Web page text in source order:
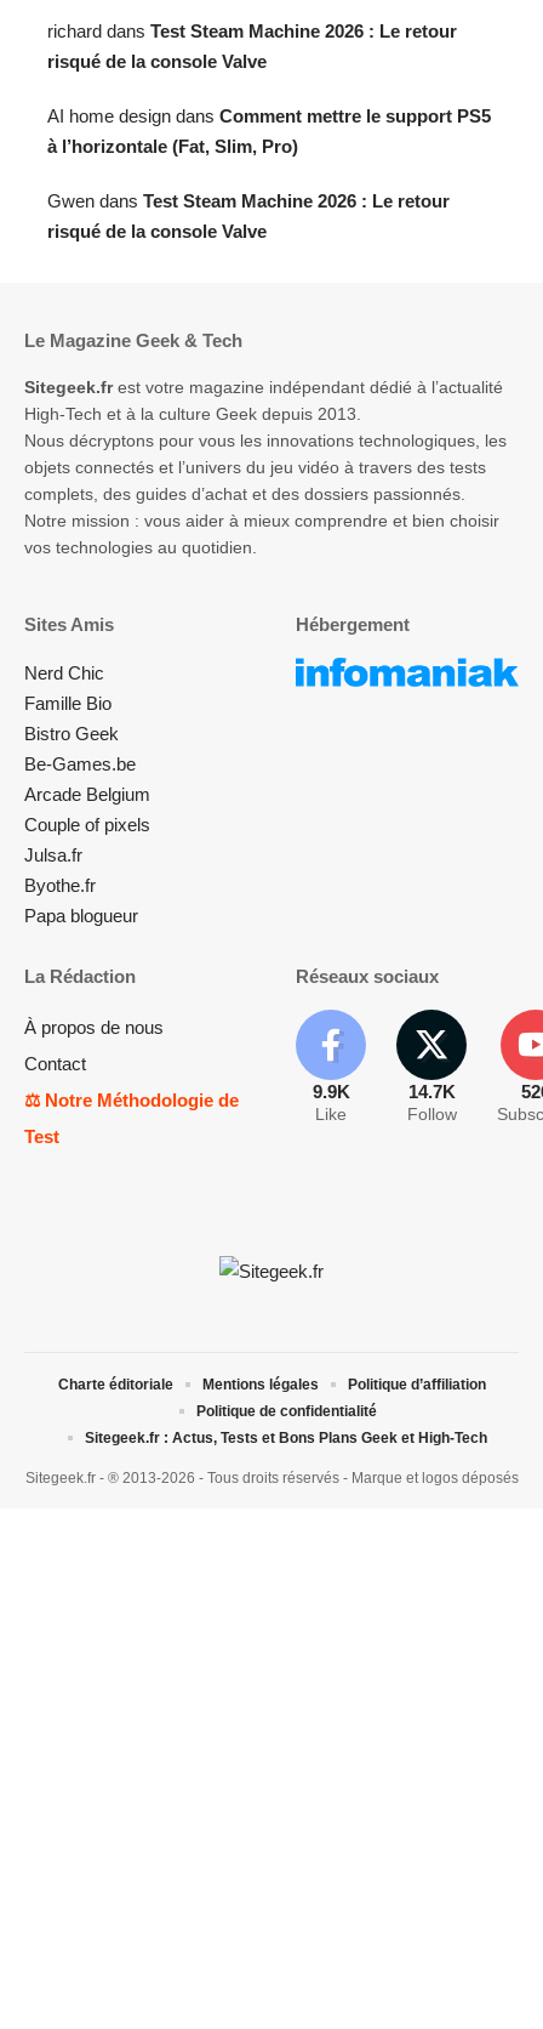
richard dans Test Steam Machine 2026 : Le retour
risqué de la console Valve
AI home design dans Comment mettre le support PS5
à l’horizontale (Fat, Slim, Pro)
Gwen dans Test Steam Machine 2026 : Le retour
risqué de la console Valve
Le Magazine Geek & Tech
Sitegeek.frest votre magazine indépendant dédié à l’actualité
High-Tech et à la culture Geek depuis 2013.
Nous décryptons pour vous les innovations technologiques, les
objets connectés et l’univers du jeu vidéo à travers des tests
complets, des guides d’achat et des dossiers passionnés.
Notre mission : vous aider à mieux comprendre et bien choisir
vos technologies au quotidien.
Sites Amis
Nerd Chic
Famille Bio
Bistro Geek
Be-Games.be
Arcade Belgium
Couple of pixels
Julsa.fr
Byothe.fr
Papa blogueur
Hébergement
La Rédaction
À propos de nous
Contact
⚖️ Notre Méthodologie de
Test
Réseaux sociaux
9.9K
Like
14.7K
Follow
Sitegeek.fr - ® 2013-2026 - Tous droits réservés - Marque et logos déposés
Charte éditoriale Mentions légales
Politique d’affiliation
Politique de confidentialité
Sitegeek.fr : Actus, Tests et Bons Plans Geek et High-Tech